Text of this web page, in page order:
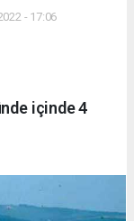
- 17:06
içinde 4